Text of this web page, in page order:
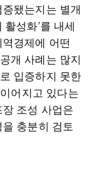
됐는지는 별개
성화’를 내세
경제에 어떤
개 사례는 많지
입증하지 못한
어지고 있다는
조성 사업은
충분히 검토